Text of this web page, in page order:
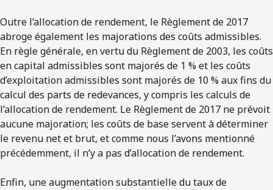
Outre l’allocation de rendement, le Règlement de 2017
abroge également les majorations des coûts admissibles.
En règle générale, en vertu du Règlement de 2003, les coûts
en capital admissibles sont majorés de 1 % et les coûts
d’exploitation admissibles sont majorés de 10 % aux fins du
calcul des parts de redevances, y compris les calculs de
l’allocation de rendement. Le Règlement de 2017 ne prévoit
aucune majoration; les coûts de base servent à déterminer
le revenu net et brut, et comme nous l’avons mentionné
précédemment, il n’y a pas d’allocation de rendement.
Enfin, une augmentation substantielle du taux de